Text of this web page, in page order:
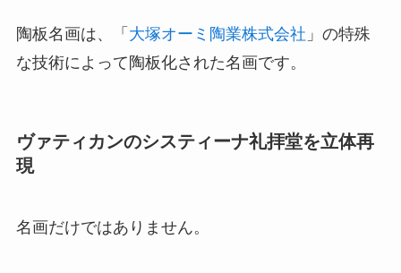
陶板名画は、「 大塚オーミ陶業株式会社 」の特殊
な技術によって陶板化された名画です。
ヴァティカンのシスティーナ礼拝堂を立体再
現
名画だけではありません。